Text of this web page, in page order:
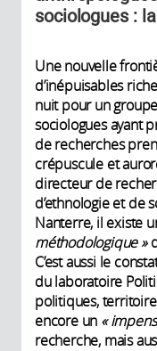
sociologues :
Une nouvelle
d’inépuisables
nuit pour un
sociologues ayant
de recherches
crépuscule et
directeur de
d’ethnologie et de
Nanterre, il existe
méthodologique »
C’est aussi le
du laboratoire
politiques,
encore un «
recherche, mais